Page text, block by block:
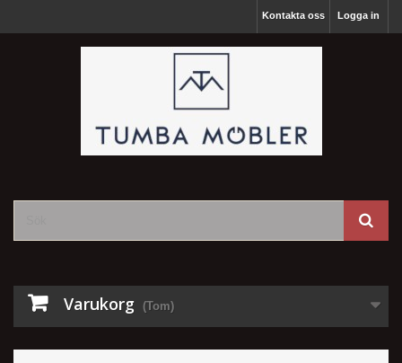
Logga in
Kontakta oss
Varukorg (Tom)